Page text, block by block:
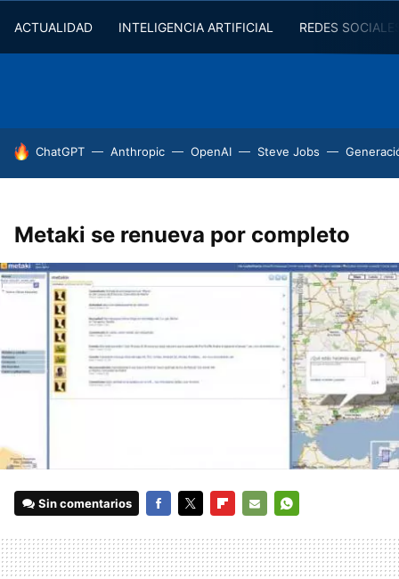
ACTUALIDAD INTELIGENCIA ARTIFICIAL REDES
HOY SE HABLA DE
ChatGPT Anthropic OpenAI Steve Jobs
Metaki se renueva por completo
Sin comentarios
MAIL